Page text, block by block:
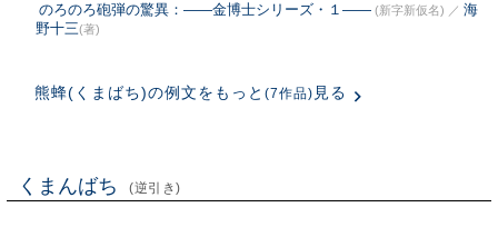
のろのろ砲弾の驚異：――金博士シリーズ・１―― (新字新仮名) ／ 海
野十三(著)
熊蜂(くまばち)の例文をもっと (7作品) 見る
くまんばち (逆引き)